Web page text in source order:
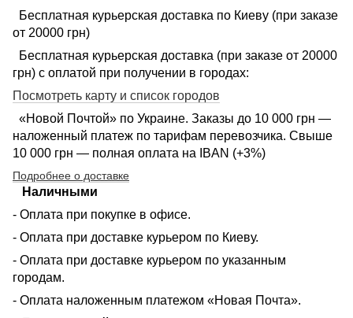
Бесплатная курьерская доставка по Киеву (при заказе
от 20000 грн)
Бесплатная курьерская доставка (при заказе от 20000
грн) с оплатой при получении в городах:
Посмотреть карту и список городов
«Новой Почтой» по Украине. Заказы до 10 000 грн —
наложенный платеж по тарифам перевозчика. Свыше
10 000 грн — полная оплата на IBAN (+3%)
Подробнее о доставке
Наличными
- Оплата при покупке в офисе.
- Оплата при доставке курьером по Киеву.
- Оплата при доставке курьером по указанным
городам.
- Оплата наложенным платежом «Новая Почта».